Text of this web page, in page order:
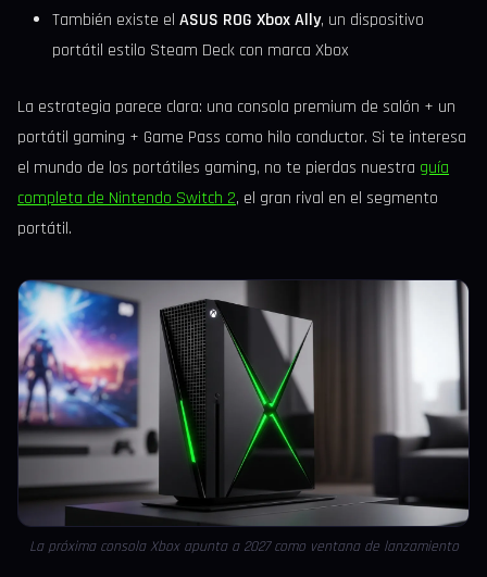
También existe el ASUS ROG Xbox Ally, un dispositivo
portátil estilo Steam Deck con marca Xbox
La estrategia parece clara: una consola premium de salón + un
portátil gaming + Game Pass como hilo conductor. Si te interesa
el mundo de los portátiles gaming, no te pierdas nuestra guía
completa de Nintendo Switch 2, el gran rival en el segmento
portátil.
La próxima consola Xbox apunta a 2027 como ventana de lanzamiento